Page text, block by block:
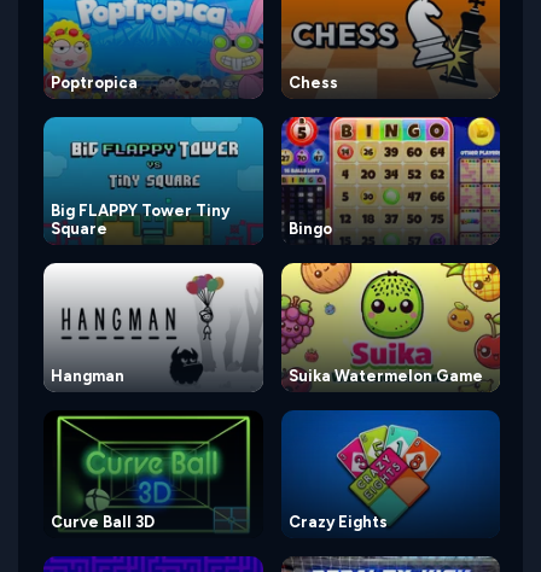
Poptropica Chess
Big FLAPPY Tower Tiny
Square
Bingo
Hangman Suika Watermelon Game
Curve Ball 3D Crazy Eights